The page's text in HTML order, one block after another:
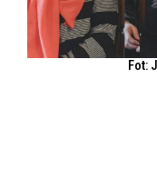
Fot: